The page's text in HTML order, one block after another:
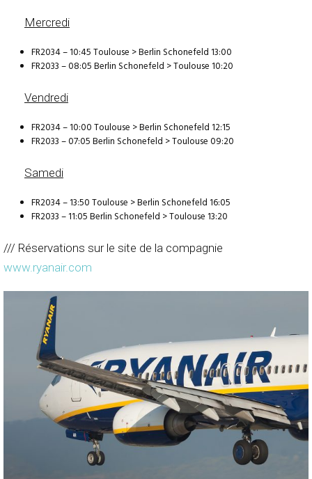
Mercredi
FR2034 – 10:45 Toulouse > Berlin Schonefeld 13:00
FR2033 – 08:05 Berlin Schonefeld > Toulouse 10:20
Vendredi
FR2034 – 10:00 Toulouse > Berlin Schonefeld 12:15
FR2033 – 07:05 Berlin Schonefeld > Toulouse 09:20
Samedi
FR2034 – 13:50 Toulouse > Berlin Schonefeld 16:05
FR2033 – 11:05 Berlin Schonefeld > Toulouse 13:20
/// Réservations sur le site de la compagnie
www.ryanair.com